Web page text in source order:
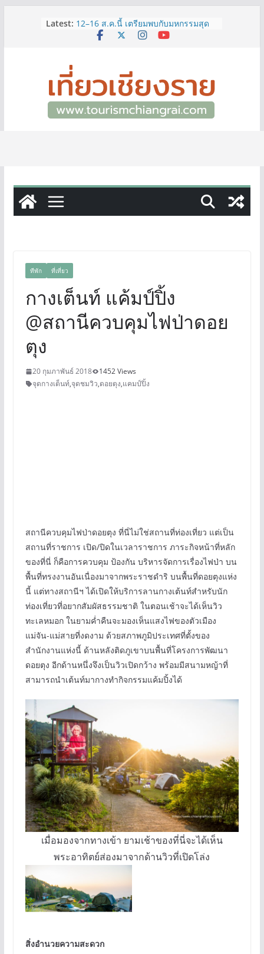
Latest: 3 พิกัด ที่เที่ยวชมงานเทศกาลโล้ชิงช้า
จ.เชียงราย ที่ไม่ควรพลาด!
12–16 ส.ค.นี้ เตรียมพบกับมหกรรมสุด
ผู้ว่าฯ เชียงราย เยี่ยมชม “ป๊ะกาด Vol.2”
ยกระดับตลาดสด 100 ปี สู่พิพิธภัณฑ์
ศิลปะมีชีวิต หนุนเศรษฐกิจสร้างสรรค์
และการท่องเที่ยวของเมือง
เลขสวย หมวด ขจ เปิดประมูลออนไลน์
แล้ววันนี้ เลขเด่น เลขมงคล ความหมาย
ดีมีให้เลือกหลากหลายทั้ง 301 หมายเลข
ทีพัก ที่เที่ยว
กางเต็นท์ แค้มป์ปิ้ง
@สถานีควบคุมไฟป่าดอย
ตุง
20 กุมภาพันธ์ 2018
1452 Views
จุดกางเต็นท์,จุดชมวิว,ดอยตุง,แคมป์ปิ้ง
สถานีควบคุมไฟป่าดอยตุง ที่นี่ไม่ใช่สถานที่ท่องเที่ยว แต่เป็น
สถานที่ราชการ เปิด/ปิดในเวลาราชการ ภาระกิจหน้าที่หลัก
ของที่นี่ ก็คือการควบคุม ป้องกัน บริหารจัดการเรื่องไฟป่า บน
พื้นที่ทรงงานอันเนื่องมาจากพระราชดำริ บนพื้นที่ดอยตุงแห่ง
นี้ แต่ทางสถานีฯ ได้เปิดให้บริการลานกางเต้นท์สำหรับนัก
ท่องเที่ยวที่อยากสัมผัสธรรมชาติ ในตอนเช้าจะได้เห็นวิว
ทะเลหมอก ในยามค่ำคืนจะมองเห็นแสงไฟของตัวเมือง
แม่จัน-แม่สายที่งดงาม ด้วยสภาพภูมิประเทศที่ตั้งของ
สำนักงานแห่งนี้ ด้านหลังติดภูเขาบนพื้นที่โครงการพัฒนา
ดอยตุง อีกด้านหนึ่งจึงเป็นวิวเปิดกว้าง พร้อมมีสนามหญ้าที่
สามารถนำเต้นท์มากางทำกิจกรรมแค้มปิ้งได้
เมื่อมองจากทางเข้า ยามเช้าของที่นี่จะได้เห็น
พระอาทิตย์ส่องมาจากด้านวิวที่เปิดโล่ง
สิ่งอำนวยความสะดวก